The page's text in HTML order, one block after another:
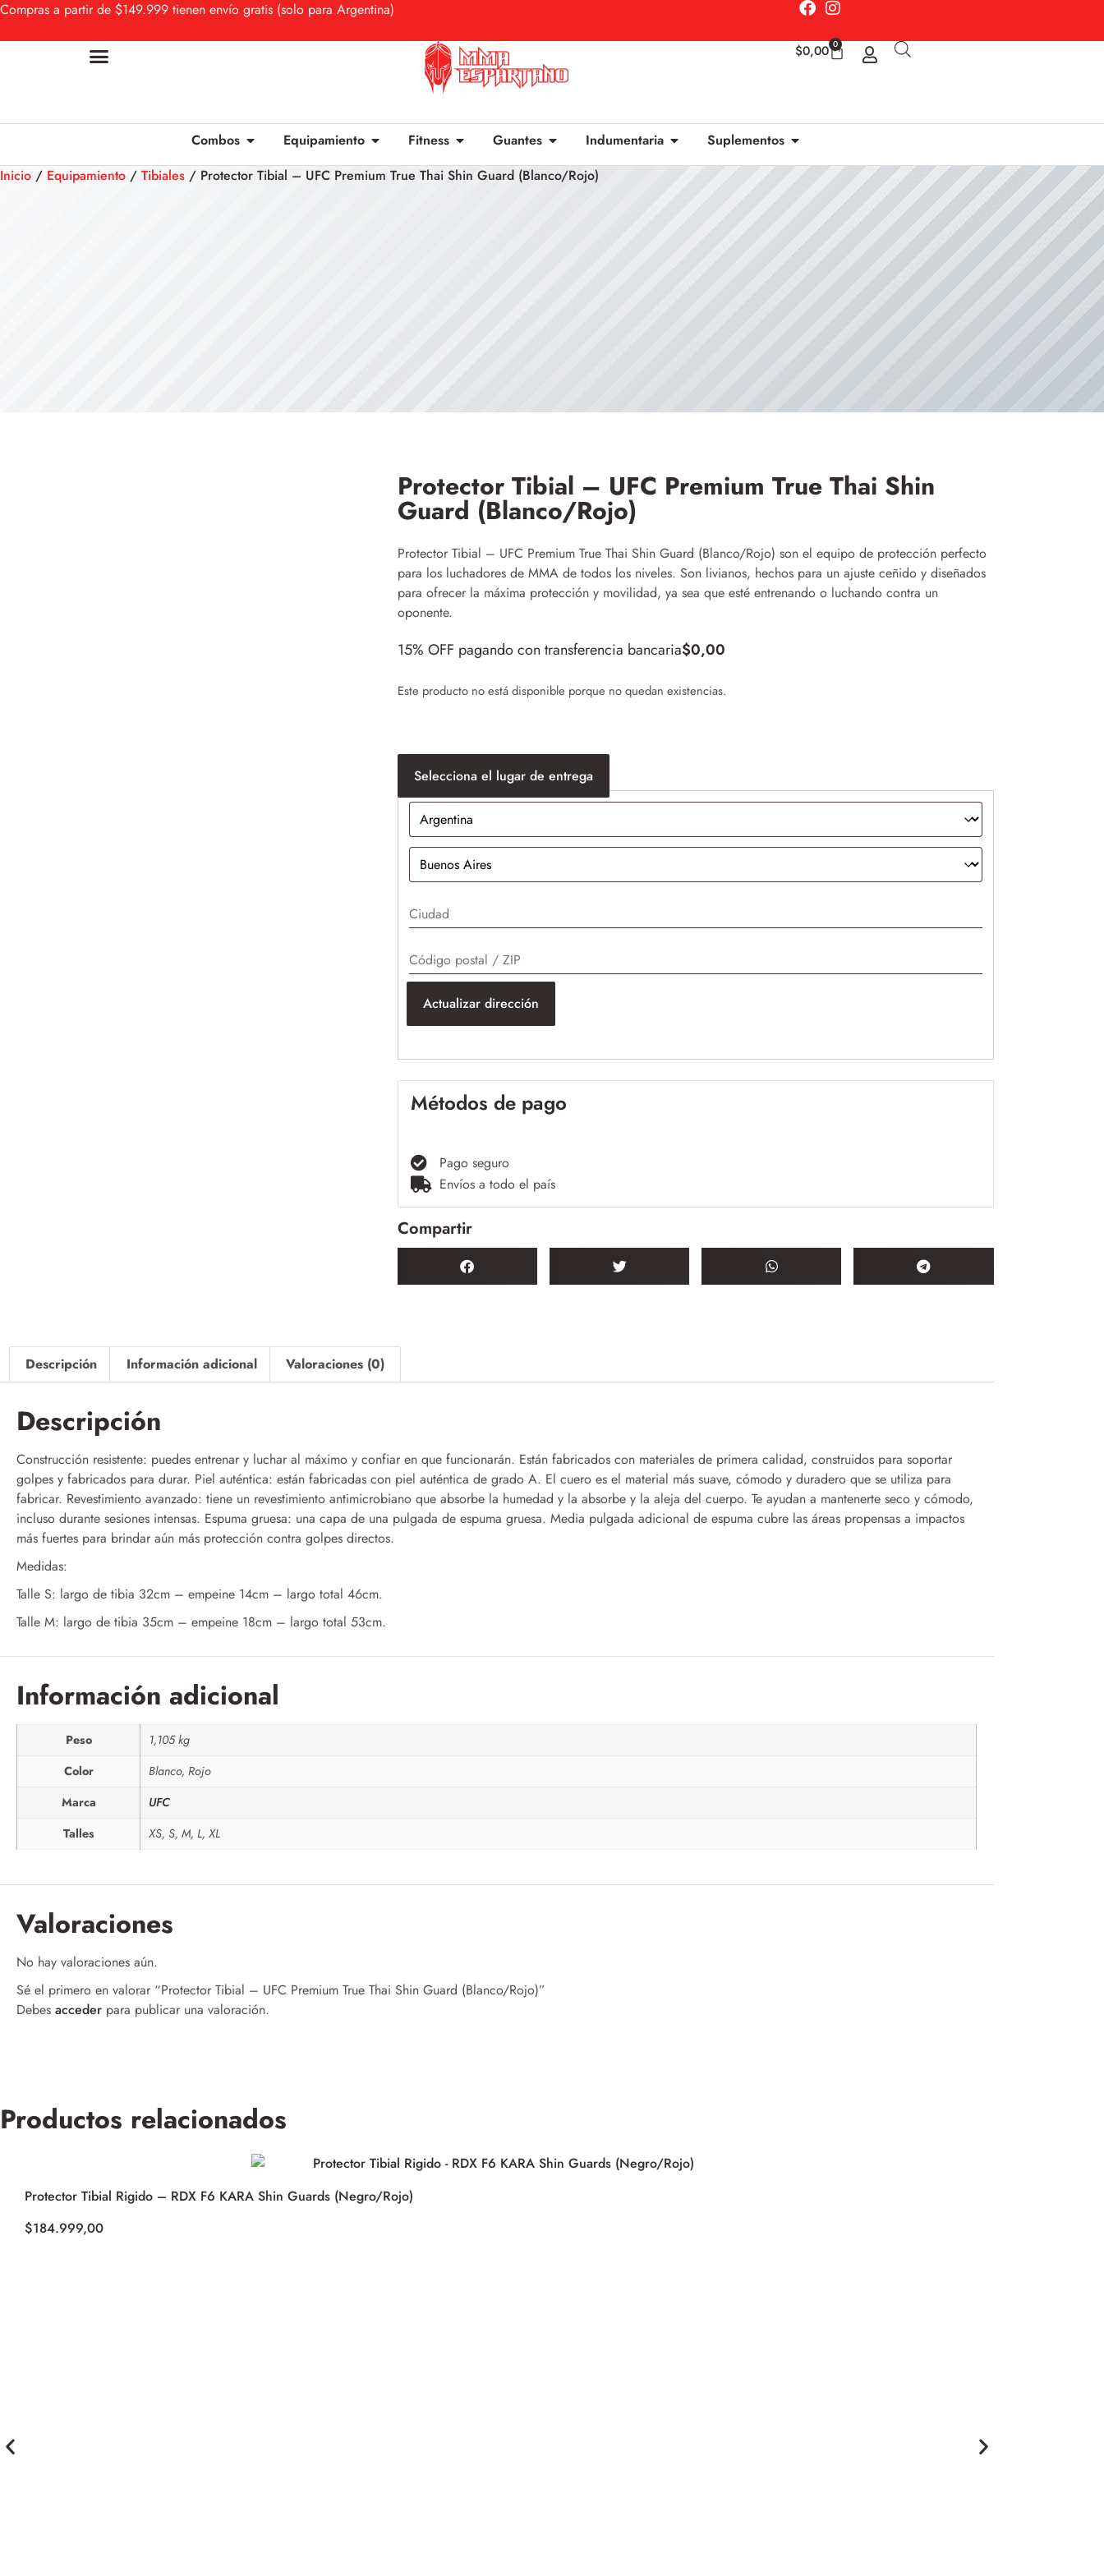
Compras a partir de $149.999 tienen envío gratis (solo para Argentina)
$0,00 0
Combos Equipamiento Fitness Guantes Indumentaria
Suplementos
Inicio / Equipamiento / Tibiales / Protector Tibial – UFC Premium True Thai Shin Guard (Blanco/Rojo)
Protector Tibial – UFC Premium True Thai Shin
Guard (Blanco/Rojo)
Protector Tibial – UFC Premium True Thai Shin Guard (Blanco/Rojo) son el equipo de protección perfecto
para los luchadores de MMA de todos los niveles. Son livianos, hechos para un ajuste ceñido y diseñados
para ofrecer la máxima protección y movilidad, ya sea que esté entrenando o luchando contra un
oponente.
15% OFF pagando con transferencia bancaria$0,00
Este producto no está disponible porque no quedan existencias.
Selecciona el lugar de entrega
Actualizar dirección
Métodos de pago
Pago seguro
Envíos a todo el país
Compartir
Descripción Información adicional Valoraciones (0)
Descripción
Construcción resistente: puedes entrenar y luchar al máximo y confiar en que funcionarán. Están fabricados con materiales de primera calidad, construidos para soportar
golpes y fabricados para durar. Piel auténtica: están fabricadas con piel auténtica de grado A. El cuero es el material más suave, cómodo y duradero que se utiliza para
fabricar. Revestimiento avanzado: tiene un revestimiento antimicrobiano que absorbe la humedad y la absorbe y la aleja del cuerpo. Te ayudan a mantenerte seco y cómodo,
incluso durante sesiones intensas. Espuma gruesa: una capa de una pulgada de espuma gruesa. Media pulgada adicional de espuma cubre las áreas propensas a impactos
más fuertes para brindar aún más protección contra golpes directos.
Medidas:
Talle S: largo de tibia 32cm – empeine 14cm – largo total 46cm.
Talle M: largo de tibia 35cm – empeine 18cm – largo total 53cm.
Información adicional
Peso
1,105 kg
Color
Blanco, Rojo
Marca
UFC
Talles
XS, S, M, L, XL
Valoraciones
No hay valoraciones aún.
Sé el primero en valorar “Protector Tibial – UFC Premium True Thai Shin Guard (Blanco/Rojo)”
Debes acceder para publicar una valoración.
Productos relacionados
Protector Tibial Rigido – RDX F6 KARA Shin Guards (Negro/Rojo)
$184.999,00